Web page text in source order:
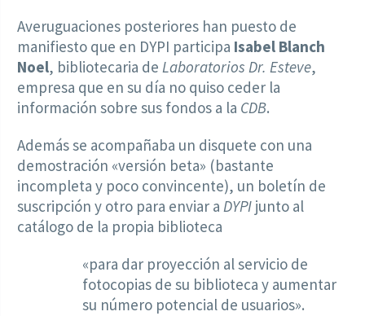
Averuguaciones posteriores han puesto de
manifiesto que en DYPI participa Isabel Blanch
Noel, bibliotecaria de Laboratorios Dr. Esteve,
empresa que en su día no quiso ceder la
información sobre sus fondos a la CDB.
Además se acompañaba un disquete con una
demostración «versión beta» (bastante
incompleta y poco convincente), un boletín de
suscripción y otro para enviar a DYPI junto al
catálogo de la propia biblioteca
«para dar proyección al servicio de
fotocopias de su biblioteca y aumentar
su número potencial de usuarios».